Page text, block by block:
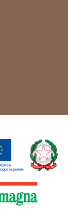
Emilia-Emilia-
Emilia-
de Cammini